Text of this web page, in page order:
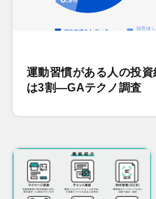
運動習慣がある人の投
は3割―GAテクノ調査